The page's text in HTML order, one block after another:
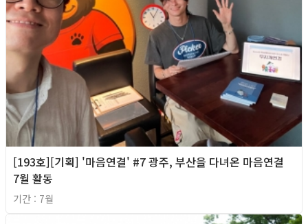
[193호][기획] '마음연결' #7 광주, 부산을 다녀온 마음연결
7월 활동
기간 : 7월